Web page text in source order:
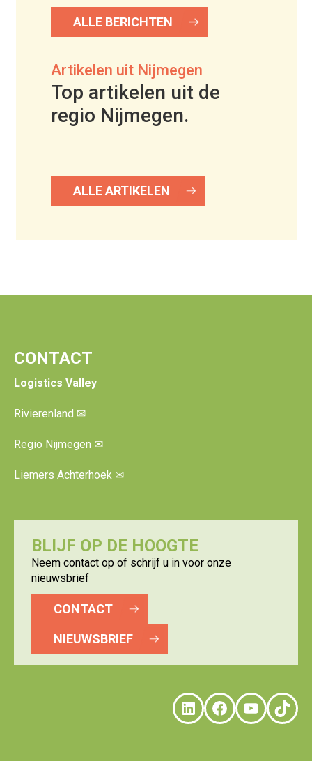
ALLE BERICHTEN
Artikelen uit Nijmegen
Top artikelen uit de
regio Nijmegen.
ALLE ARTIKELEN
CONTACT
Logistics Valley
Rivierenland ✉
Regio Nijmegen ✉
Liemers Achterhoek ✉
BLIJF OP DE HOOGTE
Neem contact op of schrijf u in voor onze
nieuwsbrief
CONTACT
NIEUWSBRIEF
LinkedIn
Facebook